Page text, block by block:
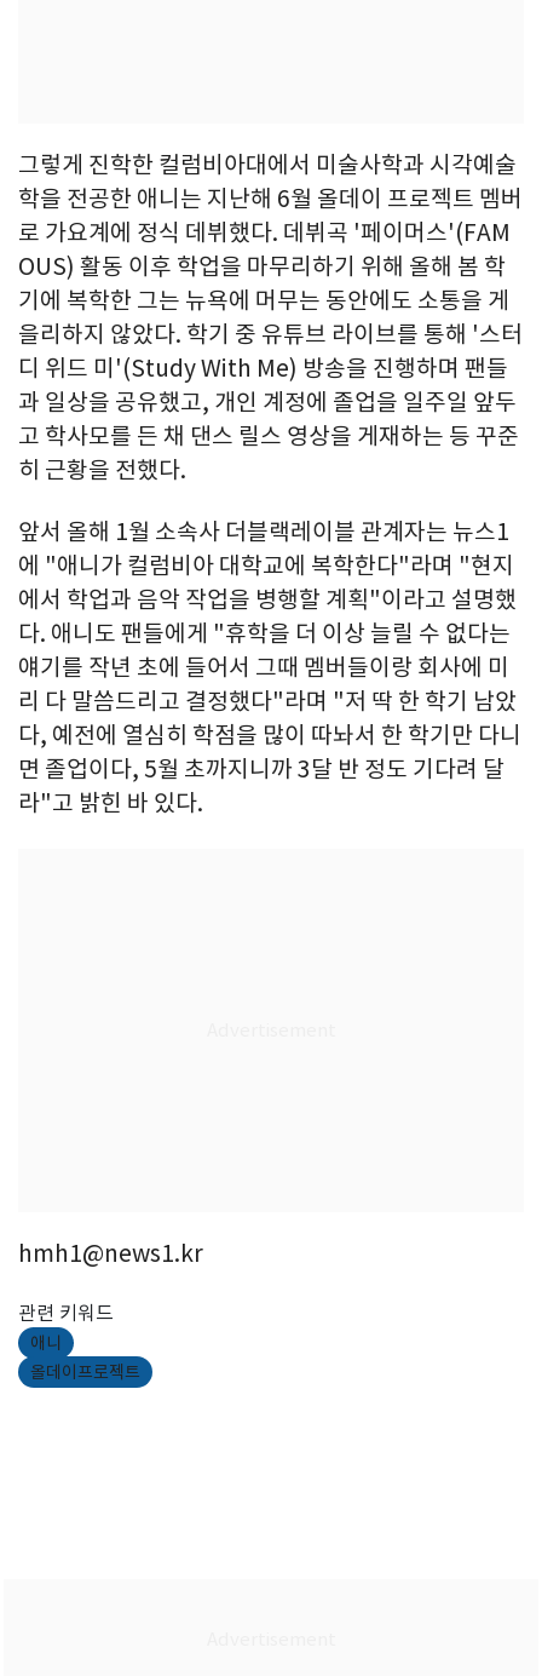
그렇게 진학한 컬럼비아대에서 미술사학과 시각예술
학을 전공한 애니는 지난해 6월 올데이 프로젝트 멤버
로 가요계에 정식 데뷔했다. 데뷔곡 '페이머스'(FAM
OUS) 활동 이후 학업을 마무리하기 위해 올해 봄 학
기에 복학한 그는 뉴욕에 머무는 동안에도 소통을 게
을리하지 않았다. 학기 중 유튜브 라이브를 통해 '스터
디 위드 미'(Study With Me) 방송을 진행하며 팬들
과 일상을 공유했고, 개인 계정에 졸업을 일주일 앞두
고 학사모를 든 채 댄스 릴스 영상을 게재하는 등 꾸준
히 근황을 전했다.
앞서 올해 1월 소속사 더블랙레이블 관계자는 뉴스1
에 "애니가 컬럼비아 대학교에 복학한다"라며 "현지
에서 학업과 음악 작업을 병행할 계획"이라고 설명했
다. 애니도 팬들에게 "휴학을 더 이상 늘릴 수 없다는
얘기를 작년 초에 들어서 그때 멤버들이랑 회사에 미
리 다 말씀드리고 결정했다"라며 "저 딱 한 학기 남았
다, 예전에 열심히 학점을 많이 따놔서 한 학기만 다니
면 졸업이다, 5월 초까지니까 3달 반 정도 기다려 달
라"고 밝힌 바 있다.
hmh1@news1.kr
관련 키워드
애니
올데이프로젝트